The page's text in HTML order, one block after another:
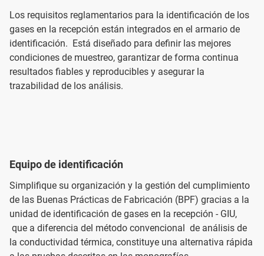
Los requisitos reglamentarios para la identificación de los
gases en la recepción están integrados en el armario de
identificación. Está diseñado para definir las mejores
condiciones de muestreo, garantizar de forma continua
resultados fiables y reproducibles y asegurar la
trazabilidad de los análisis.
Equipo de identificación
Simplifique su organización y la gestión del cumplimiento
de las Buenas Prácticas de Fabricación (BPF) gracias a la
unidad de identificación de gases en la recepción - GIU,
que a diferencia del método convencional de análisis de
la conductividad térmica, constituye una alternativa rápida